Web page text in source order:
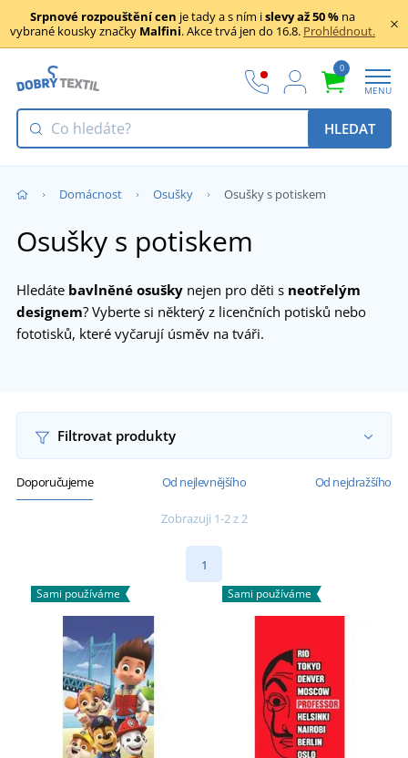
Srpnové rozpouštění cen je tady a s ním islevy až 50 % na
vybrané kousky značky Malfini. Akce trvá jen do 16.8. Prohlédnout.
0
MENU
HLEDAT
Domácnost Osušky Osušky s potiskem
Osušky s potiskem
Hledáte bavlněné osušky nejen pro děti s neotřelým
designem? Vyberte si některý z licenčních potisků nebo
fototisků, které vyčarují úsměv na tváři.
Filtrovat produkty
Doporučujeme Od nejlevnějšího Od nejdražšího
Zobrazuji 1-2 z 2
1
Sami používáme Sami používáme